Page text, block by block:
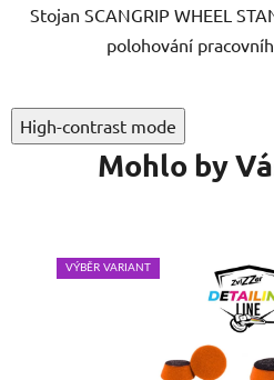
Stojan SCANGRIP WHEEL
polohování
High-contrast mode
Mohlo by
VÝBĚR VARIANT